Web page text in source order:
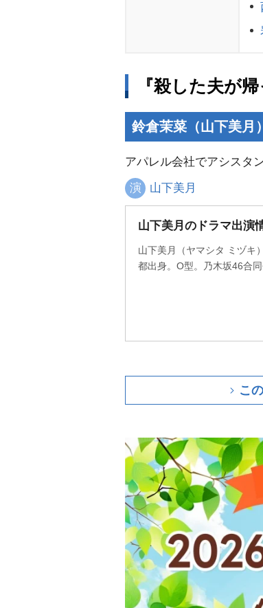
『殺した夫が
鈴倉茉菜（山下美月）
アパレル会社でアシスタ
演
山下美月
山下美月のドラマ出演
山下美月（ヤマシタ ミヅキ
都出身。O型。乃木坂46合
こ